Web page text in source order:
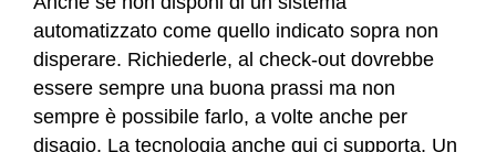
automatizzato come quello indicato sopra non
disperare. Richiederle, al check-out dovrebbe
essere sempre una buona prassi ma non
sempre è possibile farlo, a volte anche per
disagio. La tecnologia anche qui ci supporta. Un